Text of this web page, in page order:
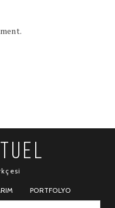
PORTFOLYO